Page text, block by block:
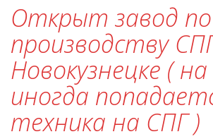
Открыт завод по
производству
Новокузнецке (
иногда
техника на СПГ )